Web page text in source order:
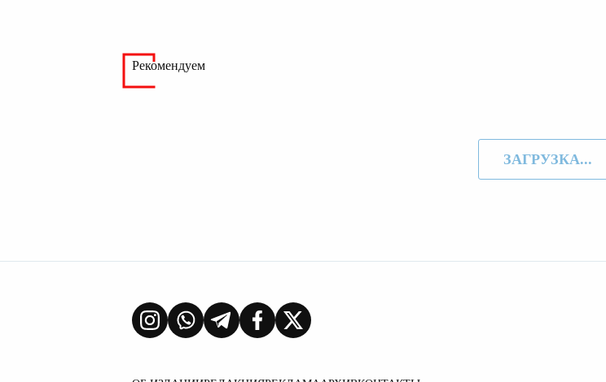
Рекомендуем
ЗАГРУЗКА...